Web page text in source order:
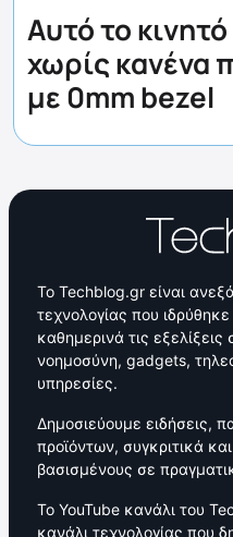
Αυτό το
χωρίς κανένα
με 0mm bezel
Το Techblog.gr είναι
τεχνολογίας που
καθημερινά τις
νοημοσύνη, gadgets,
υπηρεσίες.
Δημοσιεύουμε ειδήσεις,
προϊόντων, συγκριτικά
βασισμένους σε
Το YouTube κανάλι του
κανάλι τεχνολογίας που